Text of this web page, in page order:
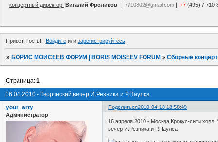
концертный директор: Виталий Фроликов | 7710802@gmail.com | +7 (495) 7 710
Привет, Гость! Войдитеили зарегистрируйтесь.
»БОРИС МОИСЕЕВ ФОРУМ | BORIS MOISEEV FORUM »Сборные
16.04.2010 - Творческий вечер И.Резника и Р.Паулса
Страница:1
Поделиться2010-04-18 18:58:49
your_arty
Администратор
16 апреля 2010 - Москва Крокус-сити
вечер И.Резника и Р.Паулса